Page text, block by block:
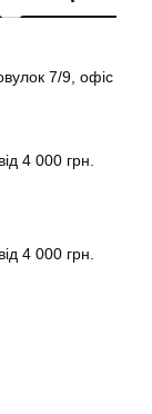
7/9, офіс
4 000 грн.
4 000 грн.